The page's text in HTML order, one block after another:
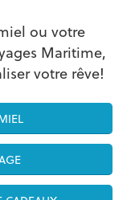
ou votre
Maritime,
votre rêve!